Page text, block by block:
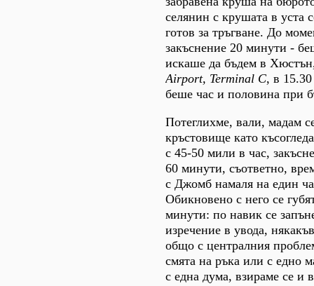
селянин с крушата в уста
готов за тръгване. До
закъснение 20 минути -
искаше да бъдем в
Airport, Terminal C, в
беше час и половина при
Потеглихме, вали, мадам
кръстовище като
с 45-50 мили в час,
60 минути, съответно,
с Джомб намаля на един
Обикновено с него се
минути: по навик се
изречение в увода,
общо с централния
смята на ръка или с едно
с една дума, взираме се и